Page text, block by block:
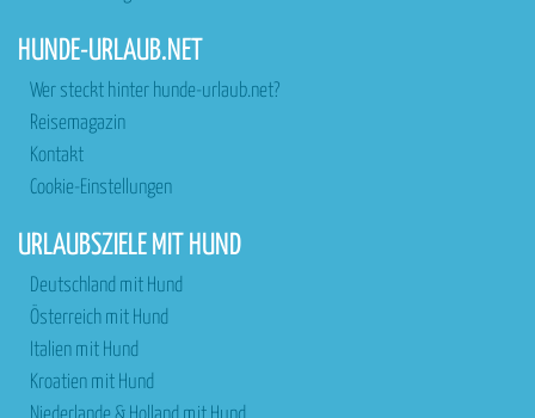
HUNDE-URLAUB.NET
Wer steckt hinter hunde-urlaub.net?
Reisemagazin
Kontakt
Cookie-Einstellungen
URLAUBSZIELE MIT HUND
Deutschland mit Hund
Österreich mit Hund
Italien mit Hund
Kroatien mit Hund